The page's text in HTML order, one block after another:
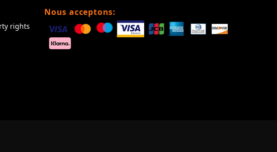
rights
Nous acceptons: